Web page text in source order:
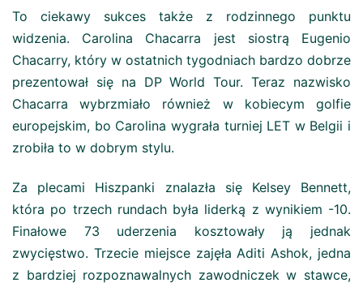
To ciekawy sukces także z rodzinnego punktu
widzenia. Carolina Chacarra jest siostrą Eugenio
Chacarry, który w ostatnich tygodniach bardzo dobrze
prezentował się na DP World Tour. Teraz nazwisko
Chacarra wybrzmiało również w kobiecym golfie
europejskim, bo Carolina wygrała turniej LET w Belgii i
zrobiła to w dobrym stylu.
Za plecami Hiszpanki znalazła się Kelsey Bennett,
która po trzech rundach była liderką z wynikiem -10.
Finałowe 73 uderzenia kosztowały ją jednak
zwycięstwo. Trzecie miejsce zajęła Aditi Ashok, jedna
z bardziej rozpoznawalnych zawodniczek w stawce,